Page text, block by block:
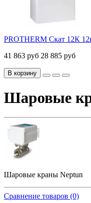
PROTHERM Скат 12К
41 863 руб 28 885 руб
В корзину
Шаровые
Шаровые краны Neptun
Сравнение товаров (0)